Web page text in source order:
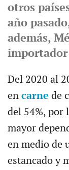
otros
año
además,
importador
Del 2020 al
en carne de
del 54%, por
mayor
en medio de
estancado y